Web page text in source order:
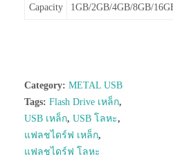
Capacity 1GB/2GB/4GB/8GB/
Category: METAL USB
Tags: Flash Drive เหล็ก,
USB เหล็ก, USB โลหะ,
แฟลชไดร์ฟ เหล็ก,
แฟลชไดร์ฟ โลหะ